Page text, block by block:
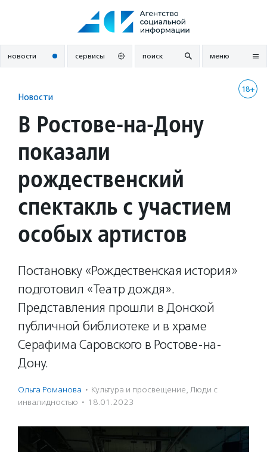
новости сервисы поиск меню
18+
Новости
В Ростове-на-Дону
показали
рождественский
спектакль с участием
особых артистов
Постановку «Рождественская история»
подготовил «Театр дождя».
Представления прошли в Донской
публичной библиотеке и в храме
Серафима Саровского в Ростове-на-
Дону.
Ольга Романова · Культура и просвещение, Люди с
инвалидностью · 18.01.2023